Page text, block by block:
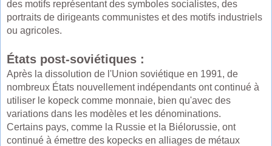
des motifs représentant des symboles socialistes, des
portraits de dirigeants communistes et des motifs industriels
ou agricoles.
États post-soviétiques :
Après la dissolution de l'Union soviétique en 1991, de
nombreux États nouvellement indépendants ont continué à
utiliser le kopeck comme monnaie, bien qu'avec des
variations dans les modèles et les dénominations.
Certains pays, comme la Russie et la Biélorussie, ont
continué à émettre des kopecks en alliages de métaux